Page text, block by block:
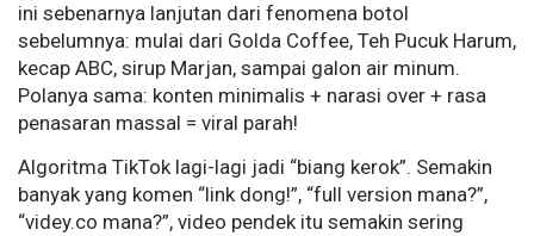
ini sebenarnya lanjutan dari fenomena botol
sebelumnya: mulai dari Golda Coffee, Teh Pucuk Harum,
kecap ABC, sirup Marjan, sampai galon air minum.
Polanya sama: konten minimalis + narasi over + rasa
penasaran massal = viral parah!
Algoritma TikTok lagi-lagi jadi “biang kerok”. Semakin
banyak yang komen “link dong!”, “full version mana?”,
“videy.co mana?”, video pendek itu semakin sering